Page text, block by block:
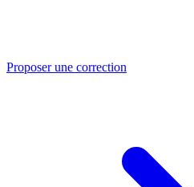
Proposer une correction